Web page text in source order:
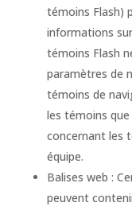
témoins Flash)
informations
témoins Flash
paramètres de
témoins de
les témoins
concernant les
équipe.
Balises web :
peuvent